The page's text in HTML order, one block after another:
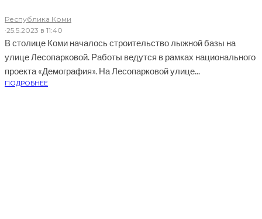
Республика Коми
·25.5.2023 в 11:40
В столице Коми началось строительство лыжной базы на
улице Лесопарковой. Работы ведутся в рамках национального
проекта «Демография». На Лесопарковой улице...
ПОДРОБНЕЕ